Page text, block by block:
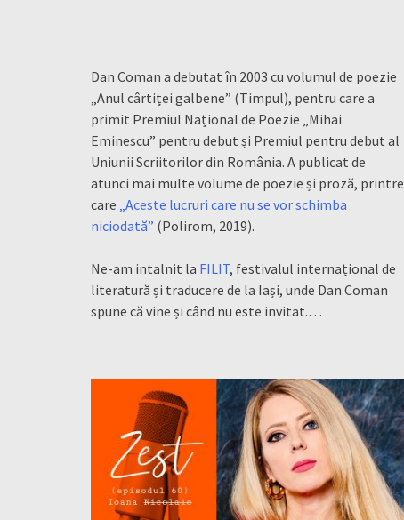
Dan Coman a debutat în 2003 cu volumul de poezie
„Anul cârtiței galbene” (Timpul), pentru care a
primit Premiul Național de Poezie „Mihai
Eminescu” pentru debut și Premiul pentru debut al
Uniunii Scriitorilor din România. A publicat de
atunci mai multe volume de poezie și proză, printre
care „Aceste lucruri care nu se vor schimba
niciodată” (Polirom, 2019).
Ne-am intalnit la FILIT, festivalul internațional de
literatură și traducere de la Iași, unde Dan Coman
spune că vine și când nu este invitat.…